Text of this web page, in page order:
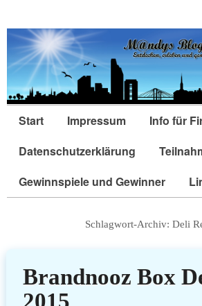
Start Impressum
Info für
Datenschutzerklärung
Gewinnspiele und Gewinner
Schlagwort-Archiv: Deli
Brandnooz Box
2015